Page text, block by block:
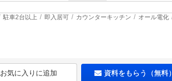
駐車2台以上 即入居可 カウンターキッチン オール電化
お気に入りに追加 資料をもらう（無料）